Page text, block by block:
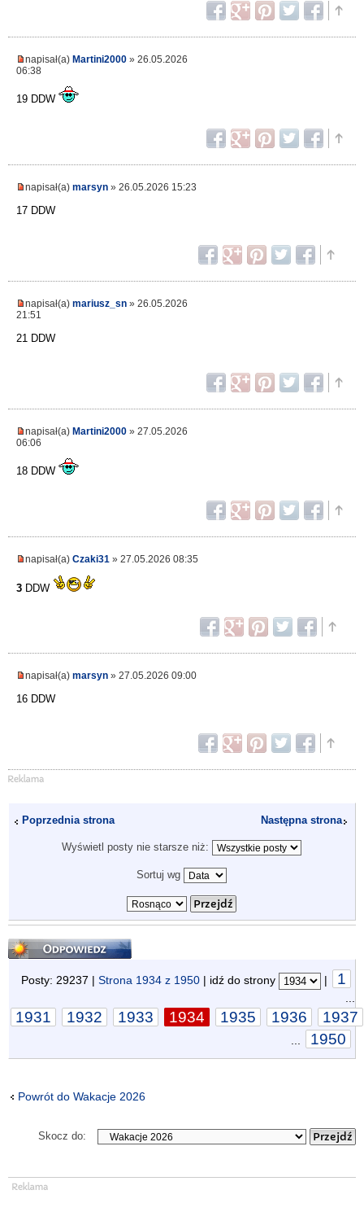
napisał(a) Martini2000 » 26.05.2026
06:38
19 DDW
napisał(a) marsyn » 26.05.2026 15:23
17 DDW
napisał(a) mariusz_sn » 26.05.2026
21:51
21 DDW
napisał(a) Martini2000 » 27.05.2026
06:06
18 DDW
napisał(a) Czaki31 » 27.05.2026 08:35
3 DDW
napisał(a) marsyn » 27.05.2026 09:00
16 DDW
Poprzednia strona Następna strona
Wyświetl posty nie starsze niż:
Sortuj wg
Odpowiedz
Posty: 29237 | Strona 1934 z 1950 | idź do strony | 1
...
1931 1932 1933 1934 1935 1936 1937
... 1950
Powrót do Wakacje 2026
Skocz do: